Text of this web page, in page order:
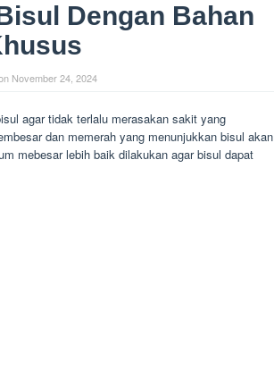
Dengan Bahan
November 24, 2024
agar tidak terlalu merasakan sakit yang
dan memerah yang menunjukkan bisul akan
mebesar lebih baik dilakukan agar bisul dapat